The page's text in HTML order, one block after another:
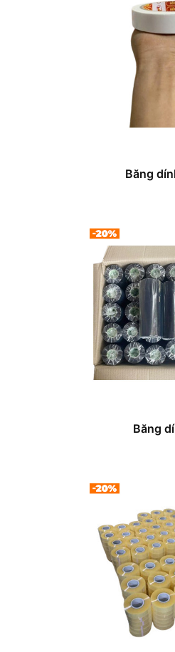
Băng
Băng